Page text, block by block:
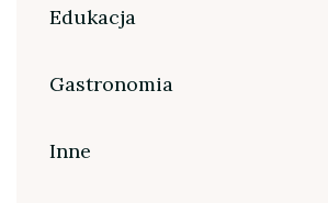
Edukacja
Gastronomia
Inne